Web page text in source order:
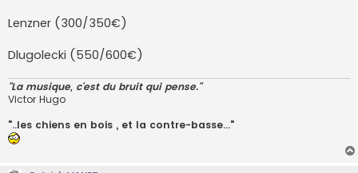
Lenzner (300/350€)
Dlugolecki (550/600€)
"La musique, c'est du bruit qui pense."
Victor Hugo
"..les chiens en bois , et la contre-basse..."